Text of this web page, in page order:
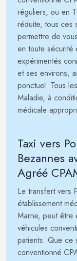
réguliers, ou en
réduite, tous ces
permettre de
en toute
expérimentés
et ses environs,
ponctuel. Tous
Maladie, à
médicale
Taxi vers
Bezannes
Agréé
Le transfert vers
établissement
Marne, peut être
véhicules
patients. Que ce
conventionné